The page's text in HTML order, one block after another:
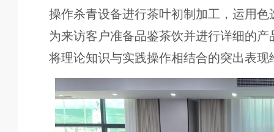
操作杀青设备进行茶叶初制加工，运用
为来访客户准备品鉴茶饮并进行详细的
将理论知识与实践操作相结合的突出表现